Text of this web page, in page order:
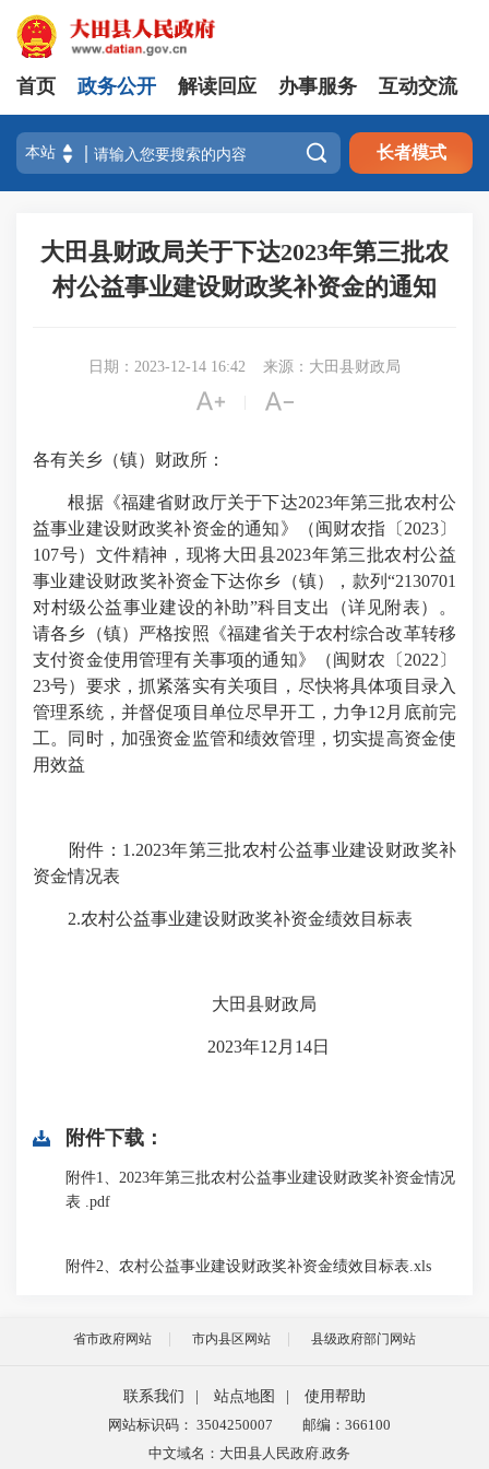
首页 政务公开 解读回应 办事服务 互动交流
 长者模式
大田县财政局关于下达2023年第三批农
村公益事业建设财政奖补资金的通知
日期：2023-12-14 16:42 来源：大田县财政局
 
各有关乡（镇）财政所 ：
根据《福建省财政厅关于下达2023年第三批农村公
益事业建设财政奖补资金的通知》（闽财农指 〔 2023〕
107号）文件精神 ，现将大田县2023年第三批农村公益
事业建设财政奖补资金下达你乡（镇），款列 “2130701
对村级公益事业建设的补助”科目支出 （详见附表）
。
请各乡（镇）严格按照《福建省关于农村综合改革转移
支付资金使用管理有关事项的通知》
（闽财农〔 2022 〕
23号）要求，抓紧落实有关项目，尽快将具体项目录入
管理系统，并督促项目单位尽早开工，力争12 月底前完
工。同时， 加强资金监管和绩效管理 ， 切实提高资金使
用效益
附件： 1.2023年第三批农村公益事业建设财政奖补
资金情况表
2.农村公益事业建设财政奖补资金绩效目标表
大田县财政局
2023年12月14日
附件下载：
附件1、2023年第三批农村公益事业建设财政奖补资金情况
表 .pdf
附件2、农村公益事业建设财政奖补资金绩效目标表.xls
省市政府网站 市内县区网站 县级政府部门网站
联系我们 站点地图
使用帮助
网站标识码： 3504250007
邮编：366100
中文域名：大田县人民政府.政务